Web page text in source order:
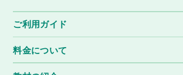
ご利用ガイド
料金について